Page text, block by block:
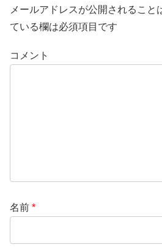
メールアドレスが公開されること
ている欄は必須項目です
コメント
名前 *